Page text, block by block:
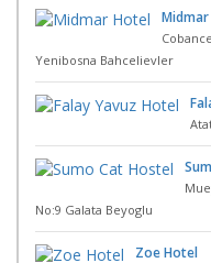
Yenibosna Bahcelievler
No:9 Galata Beyoglu
Zoe Hotel